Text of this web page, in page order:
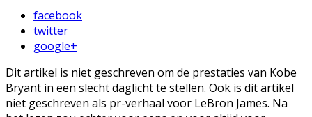
facebook
twitter
google+
Dit artikel is niet geschreven om de prestaties van Kobe
Bryant in een slecht daglicht te stellen. Ook is dit artikel
niet geschreven als pr-verhaal voor LeBron James. Na